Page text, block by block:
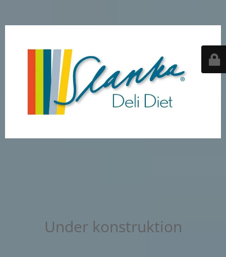
Under konstruktion